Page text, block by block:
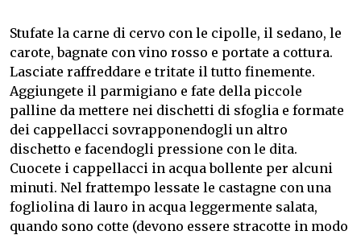
Stufate la carne di cervo con le cipolle, il sedano, le
carote, bagnate con vino rosso e portate a cottura.
Lasciate raffreddare e tritate il tutto finemente.
Aggiungete il parmigiano e fate della piccole
palline da mettere nei dischetti di sfoglia e formate
dei cappellacci sovrapponendogli un altro
dischetto e facendogli pressione con le dita.
Cuocete i cappellacci in acqua bollente per alcuni
minuti. Nel frattempo lessate le castagne con una
fogliolina di lauro in acqua leggermente salata,
quando sono cotte (devono essere stracotte in modo